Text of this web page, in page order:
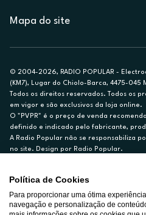
Mapa do site
© 2004-2026, RADIO POPULAR -
(KM7), Lugar do Chiolo-Barca, 4475-045
Todos os direitos reservados. Todos os
em vigor e são exclusivos da loja online.
O "PVPR" é o preço de venda
definido e indicado pelo fabricante,
A Radio Popular não se responsabiliza
no site. Design por Radio Popular.
Ex. para limite de crédito de €1.500,
14,79%.
Crédito sujeito a aprovação pelo
Política de Cookies
Para proporcionar uma ótima
navegação e personalização de